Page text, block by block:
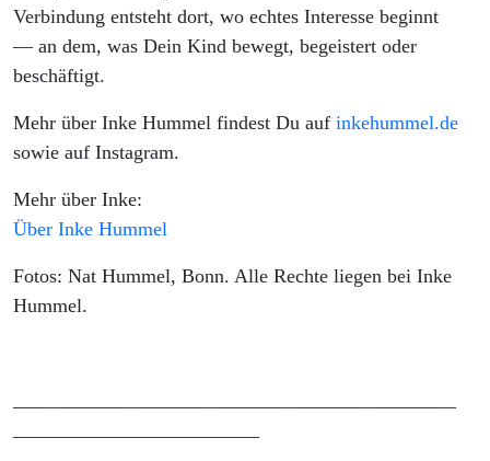
Verbindung entsteht dort, wo echtes Interesse beginnt
— an dem, was Dein Kind bewegt, begeistert oder
beschäftigt.
Mehr über Inke Hummel findest Du auf inkehummel.de
sowie auf Instagram.
Mehr über Inke:
Über Inke Hummel
Fotos: Nat Hummel, Bonn. Alle Rechte liegen bei Inke
Hummel.